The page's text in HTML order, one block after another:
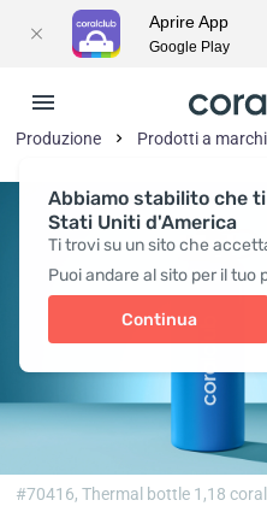
Abbiamo stabilito che
Stati Uniti d'America
Ti trovi su un sito che
Puoi andare al sito per il tuo
Continua
Produzione Prodotti a
#70416,Thermal bottle 1,18
Aprire App
Google Play